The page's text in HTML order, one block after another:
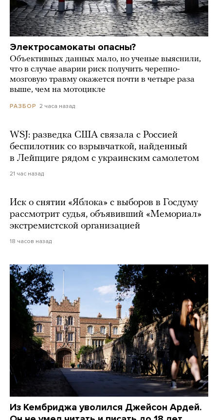
Электросамокаты опасны?
Объективных данных мало, но ученые выяснили,
что в случае аварии риск получить черепно-
мозговую травму окажется почти в четыре раза
выше, чем на мотоцикле
РАЗБОР 2 часа назад
WSJ: разведка США связала с Россией
беспилотник со взрывчаткой, найденный
в Лейпциге рядом с украинским самолетом
21 час назад
Иск о снятии «Яблока» с выборов в Госдуму
рассмотрит судья, объявивший «Мемориал»
экстремистской организацией
18 часов назад
Из Кембриджа уволился Джейсон Ардей.